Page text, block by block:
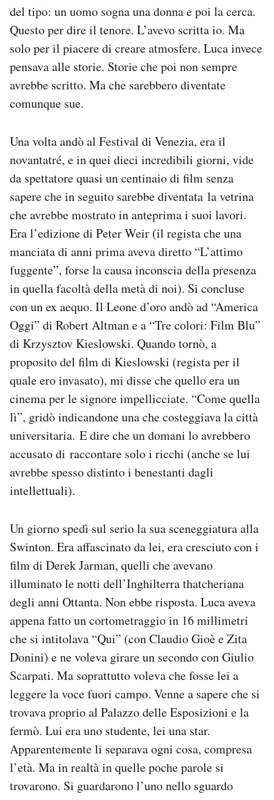
del tipo: un uomo sogna una donna e poi la cerca.
Questo per dire il tenore. L’avevo scritta io. Ma
solo per il piacere di creare atmosfere. Luca invece
pensava alle storie. Storie che poi non sempre
avrebbe scritto. Ma che sarebbero diventate
comunque sue.
Una volta andò al Festival di Venezia, era il
novantatré, e in quei dieci incredibili giorni, vide
da spettatore quasi un centinaio di film senza
sapere che in seguito sarebbe diventata la vetrina
che avrebbe mostrato in anteprima i suoi lavori.
Era l’edizione di Peter Weir (il regista che una
manciata di anni prima aveva diretto “L’attimo
fuggente”, forse la causa inconscia della presenza
in quella facoltà della metà di noi). Si concluse
con un ex aequo. Il Leone d’oro andò ad “America
Oggi” di Robert Altman e a “Tre colori: Film Blu”
di Krzysztov Kieslowski. Quando tornò, a
proposito del film di Kieslowski (regista per il
quale ero invasato), mi disse che quello era un
cinema per le signore impellicciate. “Come quella
lì”, gridò indicandone una che costeggiava la città
universitaria. E dire che un domani lo avrebbero
accusato di raccontare solo i ricchi (anche se lui
avrebbe spesso distinto i benestanti dagli
intellettuali).
Un giorno spedì sul serio la sua sceneggiatura alla
Swinton. Era affascinato da lei, era cresciuto con i
film di Derek Jarman, quelli che avevano
illuminato le notti dell’Inghilterra thatcheriana
degli anni Ottanta. Non ebbe risposta. Luca aveva
appena fatto un cortometraggio in 16 millimetri
che si intitolava “Qui” (con Claudio Gioè e Zita
Donini) e ne voleva girare un secondo con Giulio
Scarpati. Ma soprattutto voleva che fosse lei a
leggere la voce fuori campo. Venne a sapere che si
trovava proprio al Palazzo delle Esposizioni e la
fermò. Lui era uno studente, lei una star.
Apparentemente li separava ogni cosa, compresa
l’età. Ma in realtà in quelle poche parole si
trovarono. Si guardarono l’uno nello sguardo